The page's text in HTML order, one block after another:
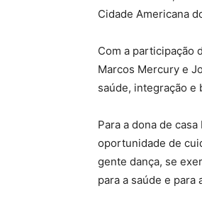
Cidade Americana
Com a participação
Marcos Mercury e
saúde, integração e
Para a dona de
oportunidade de
gente dança, se
para a saúde e para